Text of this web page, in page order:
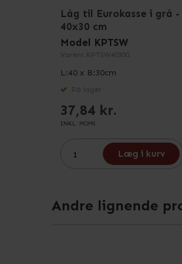
Låg til Eurokasse i grå -
40x30 cm
Model KPTSW
Varenr. KPTSW4030G
L:40 x B:30cm
På lager
37,84 kr.
INKL. MOMS
Læg i kurv
Andre lignende